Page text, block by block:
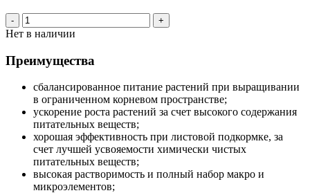
- +
Нет в наличии
Преимущества
сбалансированное питание растений при выращивании
в ограниченном корневом пространстве;
ускорение роста растений за счет высокого содержания
питательных веществ;
хорошая эффективность при листовой подкормке, за
счет лучшей усвояемости химически чистых
питательных веществ;
высокая растворимость и полный набор макро и
микроэлементов;